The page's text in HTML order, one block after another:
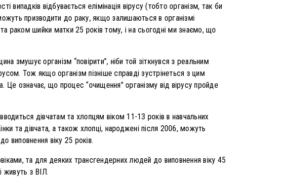
випадків відбувається елімінація вірусу (тобто організм, так би
призводити до раку, якщо залишаються в організмі
раком шийки матки 25 років тому, і на сьогодні ми знаємо, що
змушує організм “повірити”, ніби той зіткнувся з реальним
Тож якщо організм пізніше справді зустрінеться з цим
Це означає, що процес “очищення” організму від вірусу пройде
дівчатам та хлопцям віком 11-13 років в навчальних
та дівчата, а також хлопці, народжені після 2006, можуть
виповнення віку 25 років.
та для деяких трансгендерних людей до виповнення віку 45
живуть з ВІЛ.